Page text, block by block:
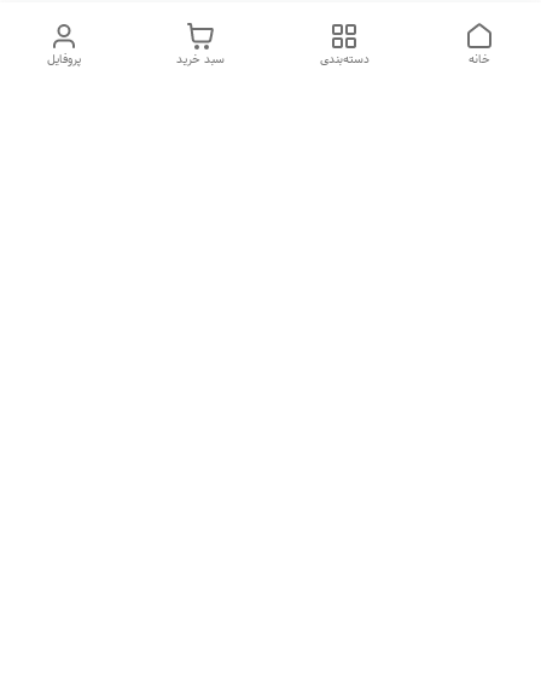
پروفایل سبد خرید دسته‌بندی خانه